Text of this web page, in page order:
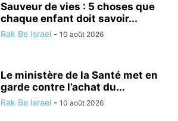
Sauveur de vies : 5 choses que
chaque enfant doit savoir...
Rak Be Israel - 10 août 2026
Le ministère de la Santé met en
garde contre l’achat du...
Rak Be Israel - 10 août 2026